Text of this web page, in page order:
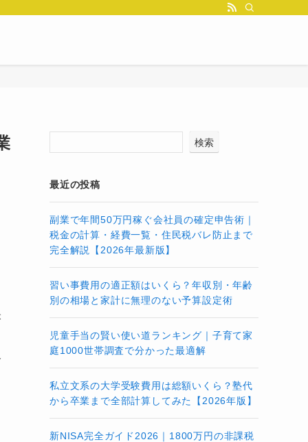
検索
最近の投稿
副業で年間50万円稼ぐ会社員の確定申告術｜
税金の計算・経費一覧・住民税バレ防止まで
完全解説【2026年最新版】
習い事費用の適正額はいくら？年収別・年齢
別の相場と家計に無理のない予算設定術
児童手当の賢い使い道ランキング｜子育て家
庭1000世帯調査で分かった最適解
私立文系の大学受験費用は総額いくら？塾代
から卒業まで全部計算してみた【2026年版】
新NISA完全ガイド2026｜1800万円の非課税